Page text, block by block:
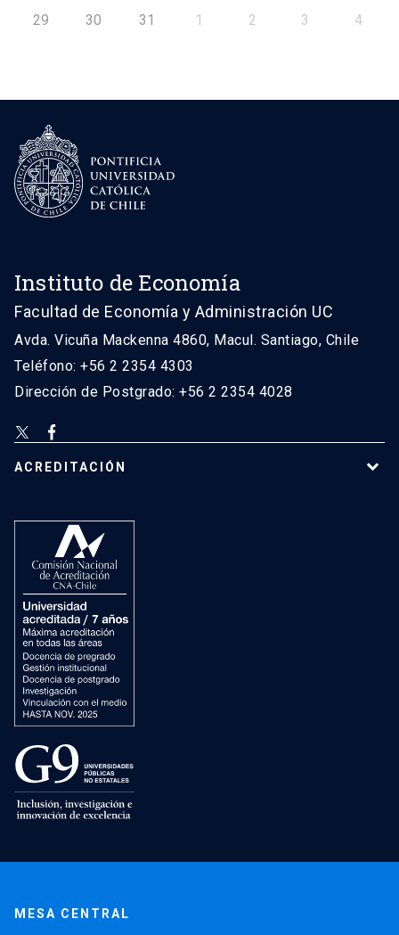
29 30 31 1 2 3 4
Instituto de Economía
Facultad de Economía y Administración UC
Avda. Vicuña Mackenna 4860, Macul. Santiago, Chile
Teléfono: +56 2 2354 4303
Dirección de Postgrado: +56 2 2354 4028
ACREDITACIÓN
MESA CENTRAL